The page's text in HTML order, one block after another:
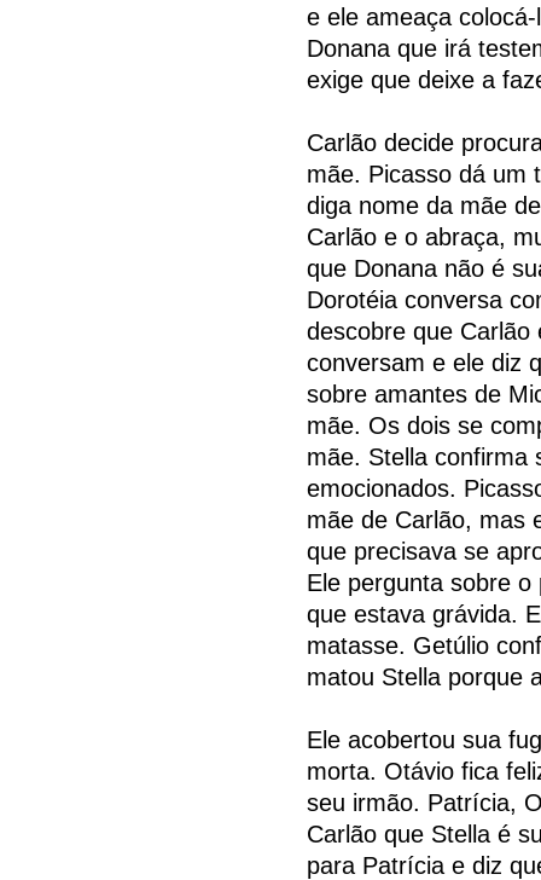
e ele ameaça
Donana que irá
exige que deixe a
Carlão decide
mãe. Picasso dá um
diga nome da mãe
Carlão e o abraça,
que Donana não é
Dorotéia conversa
descobre que Carlão
conversam e ele diz
sobre amantes de
mãe. Os dois se
mãe. Stella confirma
emocionados.
mãe de Carlão, mas
que precisava se
Ele pergunta sobre
que estava grávida.
matasse. Getúlio
matou Stella porque
Ele acobertou sua
morta. Otávio fica
seu irmão. Patrícia,
Carlão que Stella é
para Patrícia e diz